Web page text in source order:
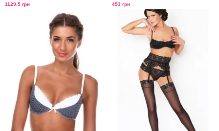
1129.5 грн
453 грн